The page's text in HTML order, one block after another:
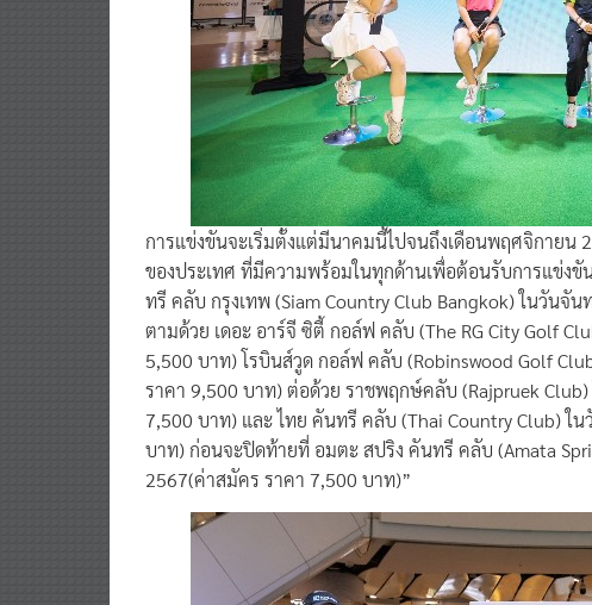
การแข่งขันจะเริ่มตั้งแต่มีนาคมนี้ไปจนถึงเดือนพฤศจิกายน
ของประเทศ ที่มีความพร้อมในทุกด้านเพื่อต้อนรับการแข่งขั
ทรี คลับ กรุงเทพ (Siam Country Club Bangkok) ในวัน
ตามด้วย เดอะ อาร์จี ซิตี้ กอล์ฟ คลับ (The RG City Golf
5,500 บาท) โรบินส์วูด กอล์ฟ คลับ (Robinswood Golf
ราคา 9,500 บาท) ต่อด้วย ราชพฤกษ์คลับ (Rajpruek
7,500 บาท) และ ไทย คันทรี คลับ (Thai Country Club) ใ
บาท) ก่อนจะปิดท้ายที่ อมตะ สปริง คันทรี คลับ (Amata
2567(ค่าสมัคร ราคา 7,500 บาท)”